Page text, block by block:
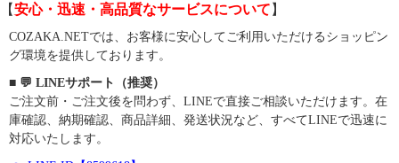
【安心・迅速・高品質なサービスについて 】
COZAKA.NETでは、お客様に安心してご利用いただけるショッピン
グ環境を提供しております。
■ 💬 LINEサポート（推奨）
ご注文前・ご注文後を問わず、LINEで直接ご相談いただけます。在
庫確認、納期確認、商品詳細、発送状況など、すべてLINEで迅速に
対応いたします。